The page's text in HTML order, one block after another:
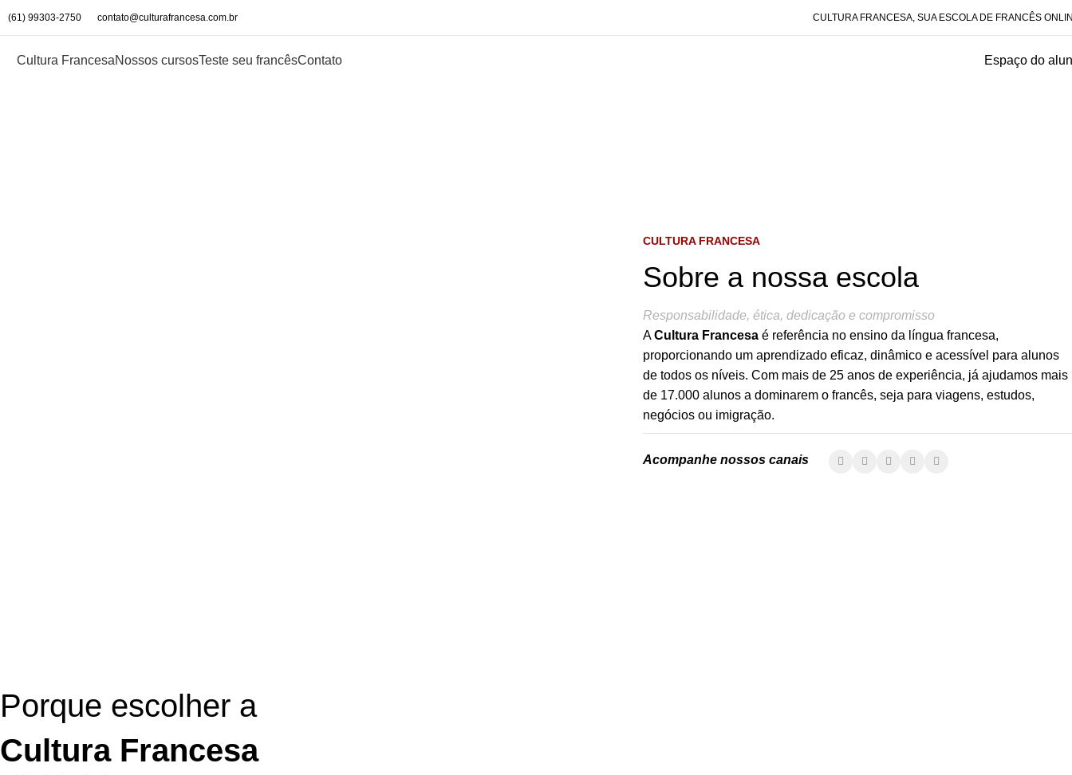
(61) 99303-2750 contato@culturafrancesa.com.br CULTURA FRANCESA, SUA ESCOLA DE FRANCÊS
Cultura FrancesaNossos cursosTeste seu francêsContato Espaço do
CULTURA FRANCESA
Sobre a nossa escola
Responsabilidade, ética, dedicação e compromisso
ACultura Francesa é referência no ensino da língua francesa,
proporcionando um aprendizado eficaz, dinâmico e acessível para alunos
de todos os níveis. Com mais de 25 anos de experiência, já ajudamos mais
de 17.000 alunos a dominarem o francês, seja para viagens, estudos,
negócios ou imigração.
Acompanhe nossos canais
Porque escolher a
Cultura Francesa